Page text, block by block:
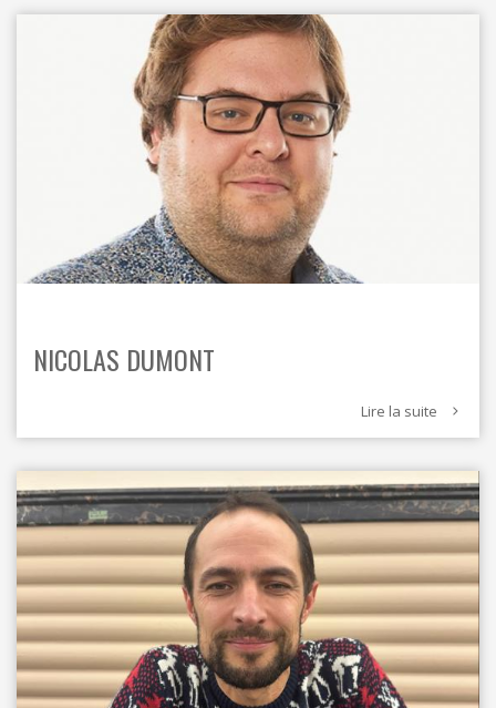
NICOLAS DUMONT
Lire la suite